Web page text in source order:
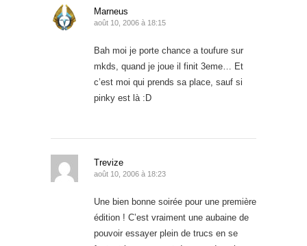
Marneus
août 10, 2006 à 18:15
Bah moi je porte chance a toufure sur
mkds, quand je joue il finit 3eme… Et
c’est moi qui prends sa place, sauf si
pinky est là :D
Trevize
août 10, 2006 à 18:23
Une bien bonne soirée pour une première
édition ! C’est vraiment une aubaine de
pouvoir essayer plein de trucs en se